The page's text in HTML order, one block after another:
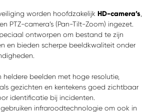
worden hoofdzakelijk HD-camera’s,
PTZ-camera’s (Pan-Tilt-Zoom) ingezet.
ontworpen om bestand te zijn
en bieden scherpe beeldkwaliteit onder
heldere beelden met hoge resolutie,
gezichten en kentekens goed zichtbaar
identificatie bij incidenten.
infraroodtechnologie om ook in